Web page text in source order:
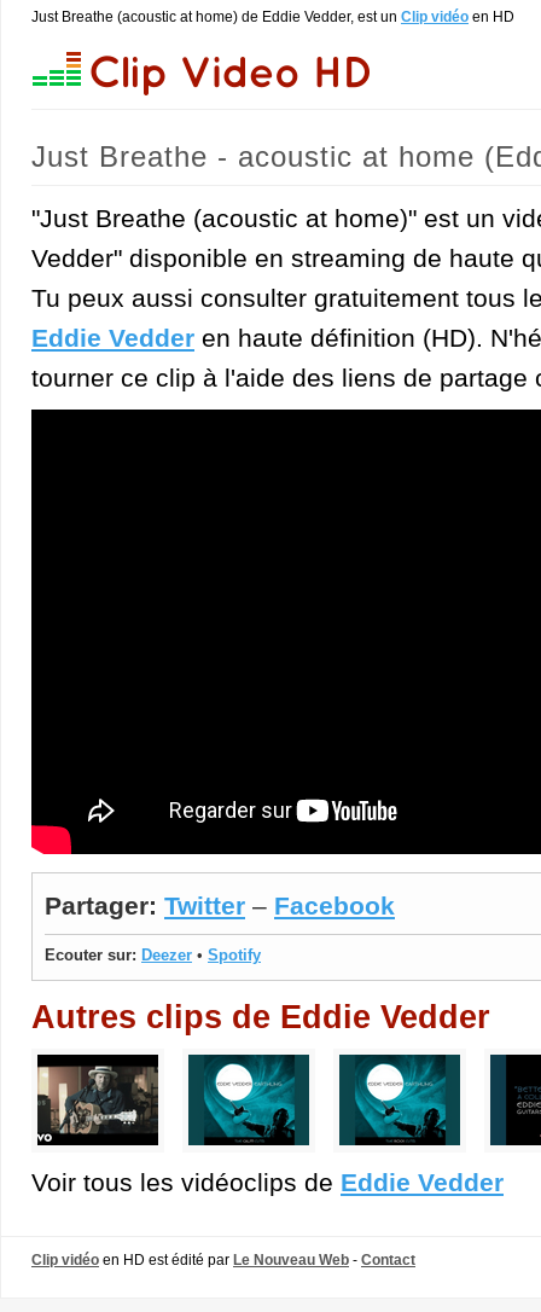
Just Breathe (acoustic at home) de Eddie Vedder, est un Clip vidéo en HD
Just Breathe - acoustic at home
"Just Breathe (acoustic at home)" est un
Vedder" disponible en streaming de haute
Tu peux aussi consulter gratuitement tous
Eddie Vedder en haute définition (HD).
tourner ce clip à l'aide des liens de partage
Partager: Twitter – Facebook
Ecouter sur: Deezer • Spotify
Autres clips de Eddie Vedder
Voir tous les vidéoclips de Eddie Vedder
Clip vidéo en HD est édité par Le Nouveau Web - Contact